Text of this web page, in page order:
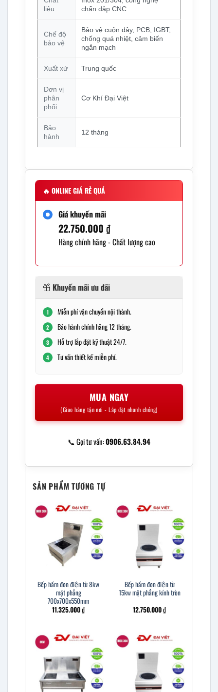
liệu
chấn dập CNC
Chế độ
bảo vệ
Bảo vệ cuộn dây, PCB, IGBT,
chống quá nhiệt, cảm biến
ngắn mạch
Xuất xứ Trung quốc
Đơn vị
phân
phối
Cơ Khí Đại Việt
Bảo
hành
12 tháng
🔥 ONLINE GIÁ RẺ QUÁ
Giá khuyến mãi
22.750.000 ₫
Hàng chính hãng - Chất lượng cao
Khuyến mãi ưu đãi
1 Miễn phí vận chuyển nội thành.
2 Bảo hành chính hãng 12 tháng.
3 Hỗ trợ lắp đặt kỹ thuật 24/7.
4 Tư vấn thiết kế miễn phí.
MUA NGAY
(Giao hàng tận nơi - Lắp đặt nhanh chóng)
📞 Gọi tư vấn:0906.63.84.94
SẢN PHẨM TƯƠNG TỰ
Bếp hầm đơn điện từ 8kw
mặt phẳng
700x700x550mm
11.325.000₫
Bếp hầm đơn điện từ
15kw mặt phẳng kính tròn
12.750.000₫